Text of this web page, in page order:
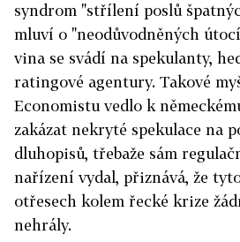
syndrom "střílení poslů
mluví o "neodůvodněných
vina se svádí na spekulanty,
ratingové agentury. Takové
Economistu vedlo k
zakázat nekryté spekulace na
dluhopisů, třebaže sám
nařízení vydal, přiznává, že
otřesech kolem řecké krize
nehrály.